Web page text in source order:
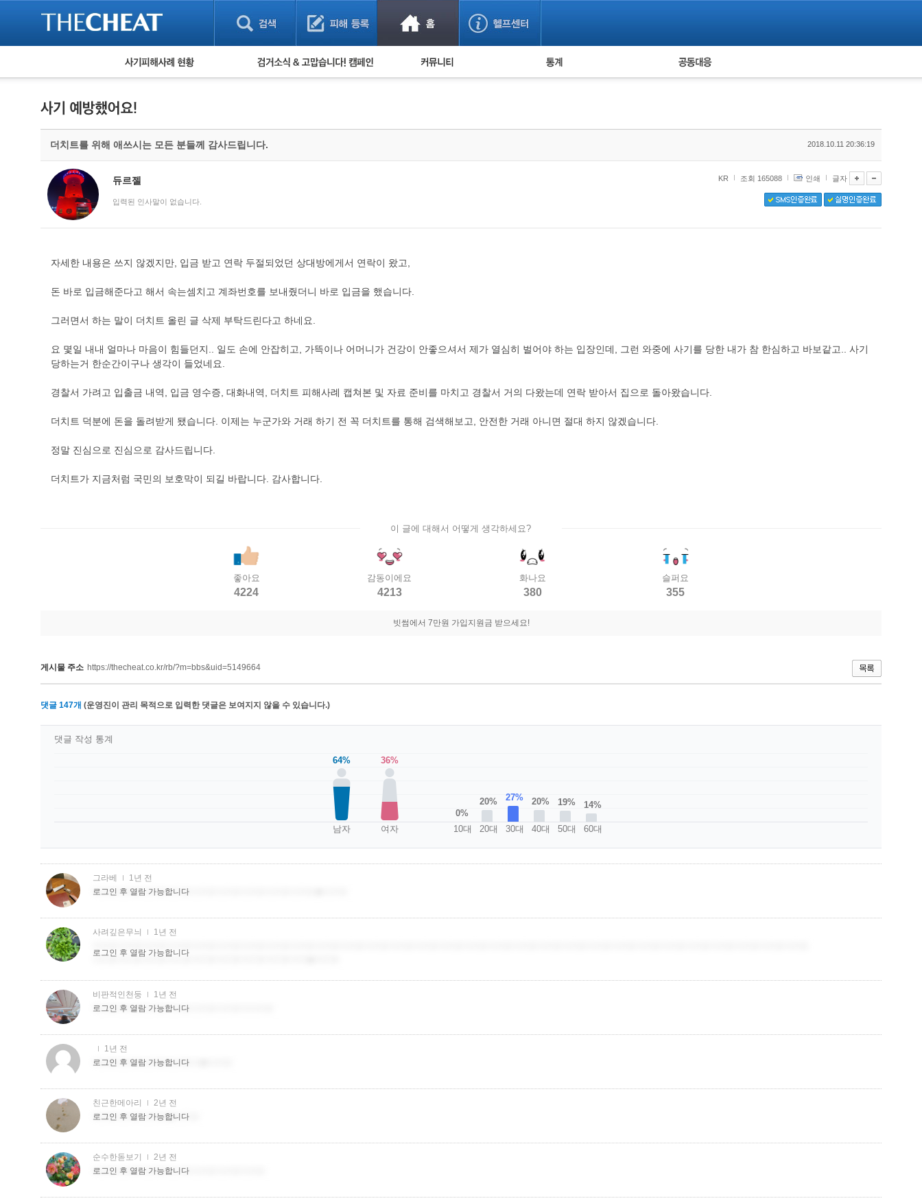
피해사례 현황
게임 · 비실물 피해사례
보이스피싱 피해사례
유해사이트 목록
비공개 피해사례
검거 소식 사기 예방했어요! 누적 피해사례 통계 피해자 공동대응
더치트를 위해 애쓰시는 모든 분들께 감사드립니다. 2018.10.11 20:36:19
듀르젤
입력된 인사말이 없습니다.
KR 조회 165088 인쇄 글자
자세한 내용은 쓰지 않겠지만, 입금 받고 연락 두절되었던 상대방에게서 연락이 왔고,
돈 바로 입금해준다고 해서 속는셈치고 계좌번호를 보내줬더니 바로 입금을 했습니다.
그러면서 하는 말이 더치트 올린 글 삭제 부탁드린다고 하네요.
요 몇일 내내 얼마나 마음이 힘들던지.. 일도 손에 안잡히고, 가뜩이나 어머니가 건강이 안좋으셔서 제가 열심히 벌어야 하는 입장인데, 그런 와중에 사기를 당한 내가 참 한심하고 바보같고.. 사기
당하는거 한순간이구나 생각이 들었네요.
경찰서 가려고 입출금 내역, 입금 영수증, 대화내역, 더치트 피해사례 캡쳐본 및 자료 준비를 마치고 경찰서 거의 다왔는데 연락 받아서 집으로 돌아왔습니다.
더치트 덕분에 돈을 돌려받게 됐습니다. 이제는 누군가와 거래 하기 전 꼭 더치트를 통해 검색해보고, 안전한 거래 아니면 절대 하지 않겠습니다.
정말 진심으로 진심으로 감사드립니다.
더치트가 지금처럼 국민의 보호막이 되길 바랍니다. 감사합니다.
이 글에 대해서 어떻게 생각하세요?
좋아요
4224
감동이에요
4213
화나요
380
슬퍼요
355
빗썸에서 7만원 가입지원금 받으세요!
게시물 주소 https://thecheat.co.kr/rb/?m=bbs&uid=5149664
댓글 147개 (운영진이 관리 목적으로 입력한 댓글은 보여지지 않을 수 있습니다.)
64%
남자
36%
여자
0%
10대
20%
20대
27%
30대
20%
40대
19%
50대
14%
60대
댓글 작성 통계